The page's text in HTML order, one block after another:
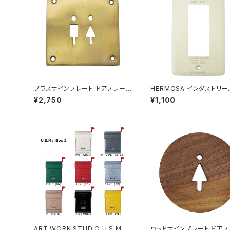
ブラスサインプレート ドアプレート
真鍮 案内 トイレ TOILET L
¥2,750
HERMOSA インダストリー
チプレート コンセントカバ
アイボリー
¥1,100